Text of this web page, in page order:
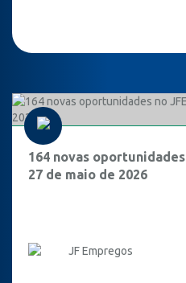
164 novas
27 de maio de 2026
JF Empregos